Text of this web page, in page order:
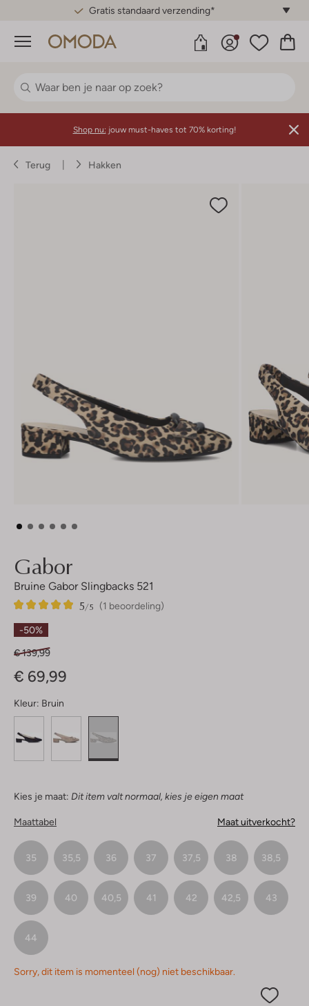
Gratis standaard verzending*
Menu
Shop nu: jouw must-haves tot 70% korting!
Terug Hakken
Gabor
Bruine Gabor Slingbacks 521
(1 beoordeling)
5/5
1
5
Sterren
-50%
€ 139,99
€ 69,99
Kleur: Bruin
Kies je maat: Dit item valt normaal, kies je eigen maat
Maattabel Maat uitverkocht?
35 35,5 36 37 37,5 38 38,5
39 40 40,5 41 42 42,5 43
44
Sorry, dit item is momenteel (nog) niet beschikbaar.